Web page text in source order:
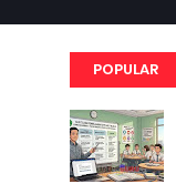
POPULAR